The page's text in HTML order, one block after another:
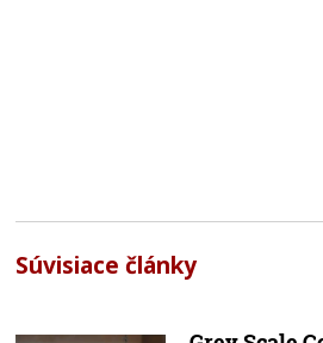
Súvisiace články